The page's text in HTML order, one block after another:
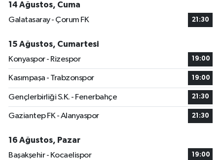
14 Ağustos, Cuma
Galatasaray - Çorum FK
21:30
15 Ağustos, Cumartesi
Konyaspor - Rizespor
19:00
Kasımpaşa - Trabzonspor 19:00
Gençlerbirliği S.K. - Fenerbahçe 21:30
Gaziantep FK - Alanyaspor 21:30
16 Ağustos, Pazar
Başakşehir - Kocaelispor
19:00